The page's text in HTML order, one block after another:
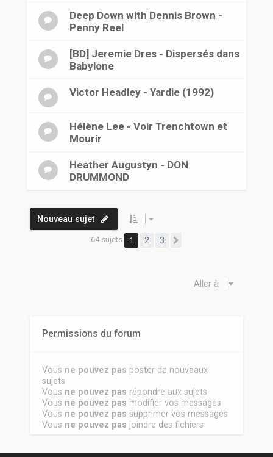
Deep Down with Dennis Brown -
Penny Reel
[BD] Jeremie Dres - Dispersés dans
Babylone
Victor Headley - Yardie (1992)
Hélène Lee - Voir Trenchtown et
Mourir
Heather Augustyn - DON
DRUMMOND
Nouveau sujet
64 sujets 1 2 3
Aller à
Permissions du forum
Vous ne pouvez pas poster de nouveaux
sujets
Vous ne pouvez pas répondre aux sujets
Vous ne pouvez pas modifier vos messages
Vous ne pouvez pas supprimer vos messages
Vous ne pouvez pas joindre des fichiers